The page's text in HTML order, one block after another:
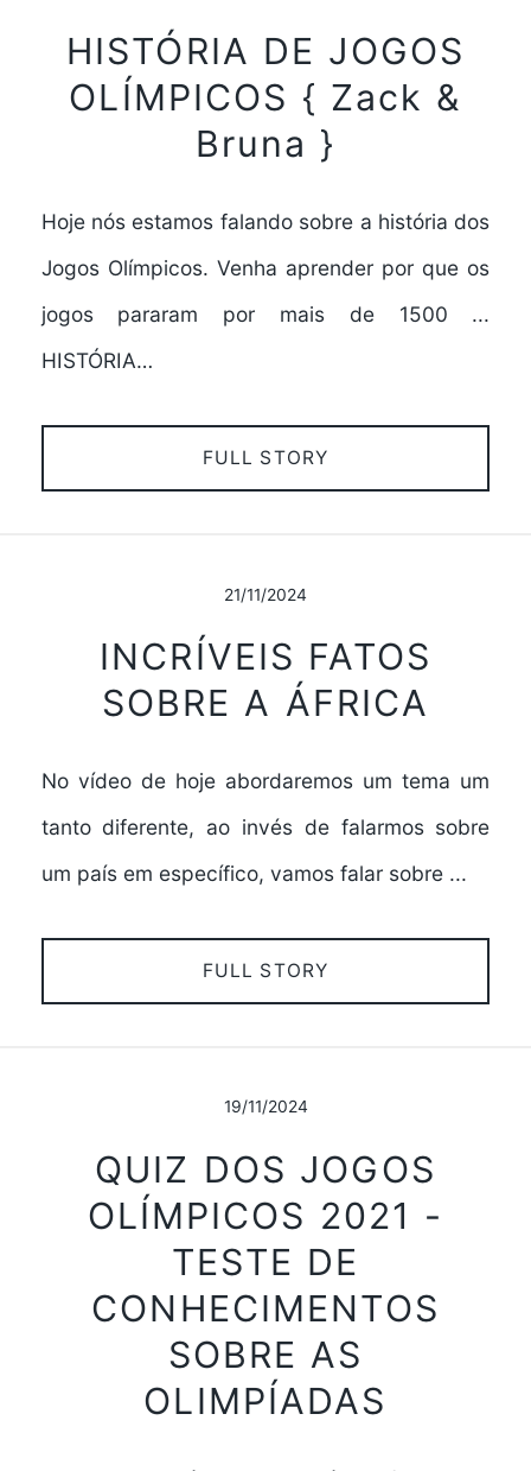
HISTÓRIA DE JOGOS
OLÍMPICOS { Zack &
Bruna }
Hoje nós estamos falando sobre a história dos
Jogos Olímpicos. Venha aprender por que os
jogos pararam por mais de 1500 ...
HISTÓRIA…
FULL STORY
21/11/2024
INCRÍVEIS FATOS
SOBRE A ÁFRICA
No vídeo de hoje abordaremos um tema um
tanto diferente, ao invés de falarmos sobre
um país em específico, vamos falar sobre ...
FULL STORY
19/11/2024
QUIZ DOS JOGOS
OLÍMPICOS 2021 -
TESTE DE
CONHECIMENTOS
SOBRE AS
OLIMPÍADAS